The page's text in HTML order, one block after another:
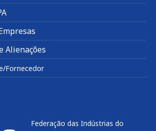
Alienações
Fornecedor
Federação das Indústrias do